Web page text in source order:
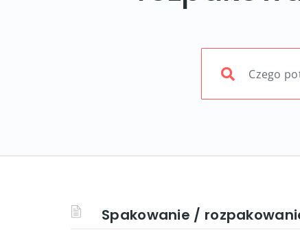
Spakowanie /